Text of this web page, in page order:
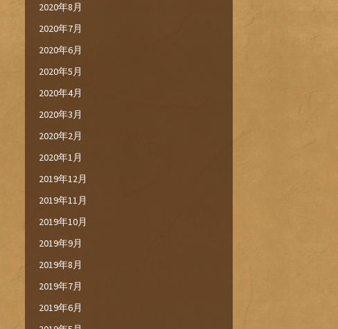
2020年8月
2020年7月
2020年6月
2020年5月
2020年4月
2020年3月
2020年2月
2020年1月
2019年12月
2019年11月
2019年10月
2019年9月
2019年8月
2019年7月
2019年6月